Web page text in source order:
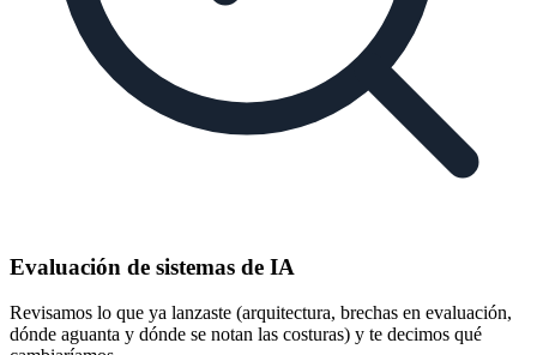
Evaluación de sistemas de IA
Revisamos lo que ya lanzaste (arquitectura, brechas en evaluación,
dónde aguanta y dónde se notan las costuras) y te decimos qué